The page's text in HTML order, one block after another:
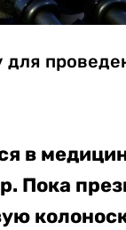
в
Пока